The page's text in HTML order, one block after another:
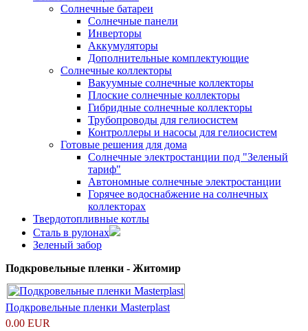
Солнечные батареи
Солнечные панели
Инверторы
Аккумуляторы
Дополнительные комплектующие
Солнечные коллекторы
Вакуумные солнечные коллекторы
Плоские солнечные коллекторы
Гибридные солнечные коллекторы
Трубопроводы для гелиосистем
Контроллеры и насосы для гелиосистем
Готовые решения для дома
Солнечные электростанции под "Зеленый
тариф"
Автономные солнечные электростанции
Горячее водоснабжение на солнечных
коллекторах
Твердотопливные котлы
Сталь в рулонах
Зеленый забор
Подкровельные пленки - Житомир
Подкровельные пленки Masterplast
0.00 EUR